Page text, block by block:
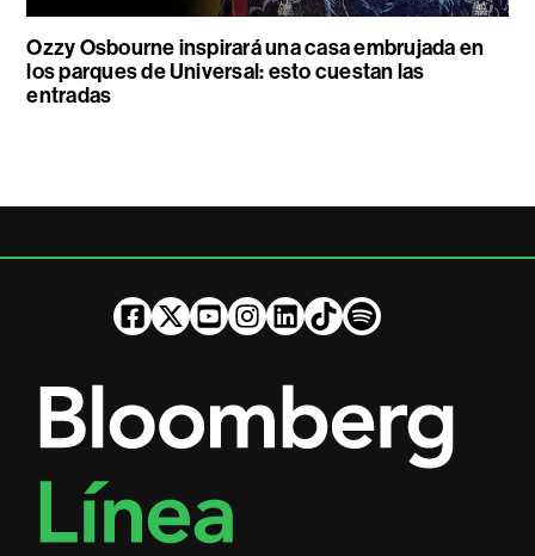
Ozzy Osbourne inspirará una casa embrujada en
los parques de Universal: esto cuestan las
entradas